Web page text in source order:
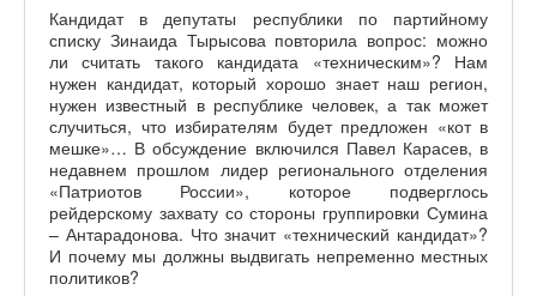
Кандидат в депутаты республики по партийному
списку Зинаида Тырысова повторила вопрос: можно
ли считать такого кандидата «техническим»? Нам
нужен кандидат, который хорошо знает наш регион,
нужен известный в республике человек, а так может
случиться, что избирателям будет предложен «кот в
мешке»… В обсуждение включился Павел Карасев, в
недавнем прошлом лидер регионального отделения
«Патриотов России», которое подверглось
рейдерскому захвату со стороны группировки Сумина
– Антарадонова. Что значит «технический кандидат»?
И почему мы должны выдвигать непременно местных
политиков?